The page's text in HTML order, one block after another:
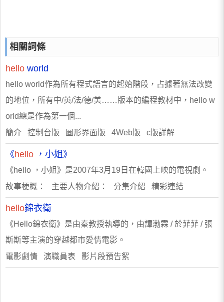
相關詞條
hello world
hello world作為所有程式語言的起始階段，占據著無法改變
的地位，所有中/英/法/德/美……版本的編程教材中，hello w
orld總是作為第一個...
簡介 控制台版 圖形界面版 4Web版 c版詳解
《hello ，小姐》
《hello ，小姐》是2007年3月19日在韓國上映的電視劇。
故事梗概： 主要人物介紹： 分集介紹 精彩連結
hello錦衣衛
《Hello錦衣衛》是由秦教授執導的，由譚渤霖 / 於菲菲 / 張
斯斯等主演的穿越都市愛情電影。
電影劇情 演職員表 影片段預告絮